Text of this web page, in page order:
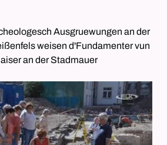
Ausgruewungen an der
weisen d'Fundamenter vun
an der Stadmauer